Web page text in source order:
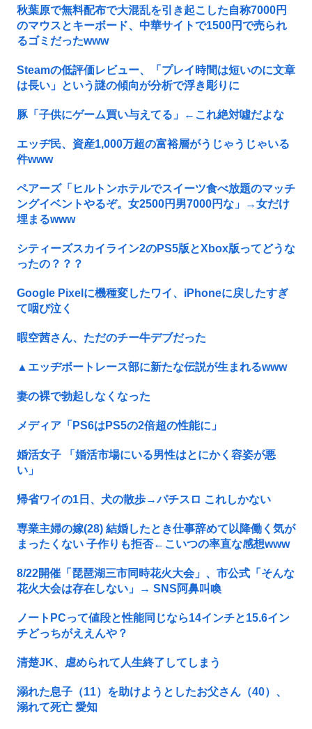
秋葉原で無料配布で大混乱を引き起こした自称7000円
のマウスとキーボード、中華サイトで1500円で売られ
るゴミだったwww
Steamの低評価レビュー、「プレイ時間は短いのに文章
は長い」という謎の傾向が分析で浮き彫りに
豚「子供にゲーム買い与えてる」←これ絶対噓だよな
エッヂ民、資産1,000万超の富裕層がうじゃうじゃいる
件www
ペアーズ「ヒルトンホテルでスイーツ食べ放題のマッチ
ングイベントやるぞ。女2500円男7000円な」→女だけ
埋まるwww
シティーズスカイライン2のPS5版とXbox版ってどうな
ったの？？？
Google Pixelに機種変したワイ、iPhoneに戻したすぎ
て咽び泣く
暇空茜さん、ただのチー牛デブだった
▲エッヂボートレース部に新たな伝説が生まれるwww
妻の裸で勃起しなくなった
メディア「PS6はPS5の2倍超の性能に」
婚活女子 「婚活市場にいる男性はとにかく容姿が悪
い」
帰省ワイの1日、犬の散歩→パチスロ これしかない
専業主婦の嫁(28) 結婚したとき仕事辞めて以降働く気が
まったくない 子作りも拒否←こいつの率直な感想www
8/22開催「琵琶湖三市同時花火大会」、市公式「そんな
花火大会は存在しない」→ SNS阿鼻叫喚
ノートPCって値段と性能同じなら14インチと15.6イン
チどっちがええんや？
清楚JK、虐められて人生終了してしまう
溺れた息子（11）を助けようとしたお父さん（40）、
溺れて死亡 愛知